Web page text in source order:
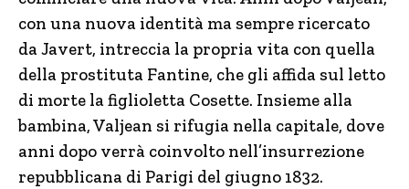
con una nuova identità ma sempre ricercato
da Javert, intreccia la propria vita con quella
della prostituta Fantine, che gli affida sul letto
di morte la figlioletta Cosette. Insieme alla
bambina, Valjean si rifugia nella capitale, dove
anni dopo verrà coinvolto nell’insurrezione
repubblicana di Parigi del giugno 1832.